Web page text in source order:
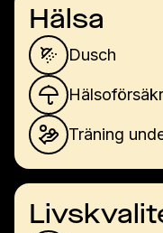
Hälsa
Dusch
Träning